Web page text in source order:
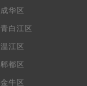
成华区
青白江区
温江区
郫都区
金牛区